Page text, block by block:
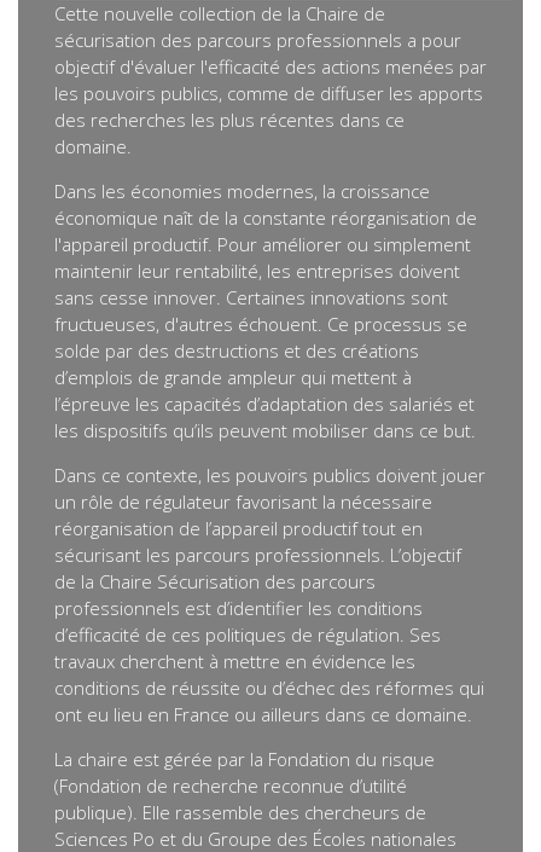
Cette nouvelle collection de la Chaire de
sécurisation des parcours professionnels a pour
objectif d'évaluer l'efficacité des actions menées par
les pouvoirs publics, comme de diffuser les apports
des recherches les plus récentes dans ce
domaine.
Dans les économies modernes, la croissance
économique naît de la constante réorganisation de
l'appareil productif. Pour améliorer ou simplement
maintenir leur rentabilité, les entreprises doivent
sans cesse innover. Certaines innovations sont
fructueuses, d'autres échouent. Ce processus se
solde par des destructions et des créations
d’emplois de grande ampleur qui mettent à
l’épreuve les capacités d’adaptation des salariés et
les dispositifs qu’ils peuvent mobiliser dans ce but.
Dans ce contexte, les pouvoirs publics doivent jouer
un rôle de régulateur favorisant la nécessaire
réorganisation de l’appareil productif tout en
sécurisant les parcours professionnels. L’objectif
de la Chaire Sécurisation des parcours
professionnels est d’identifier les conditions
d’efficacité de ces politiques de régulation. Ses
travaux cherchent à mettre en évidence les
conditions de réussite ou d’échec des réformes qui
ont eu lieu en France ou ailleurs dans ce domaine.
La chaire est gérée par la Fondation du risque
(Fondation de recherche reconnue d’utilité
publique). Elle rassemble des chercheurs de
Sciences Po et du Groupe des Écoles nationales